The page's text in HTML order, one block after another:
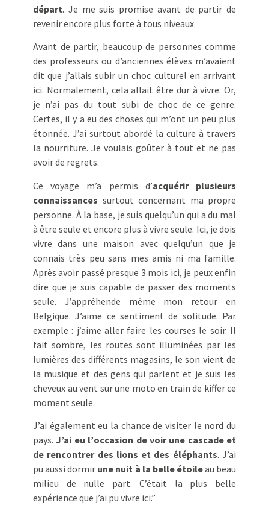
départ. Je me suis promise avant de partir de
revenir encore plus forte à tous niveaux.
Avant de partir, beaucoup de personnes comme
des professeurs ou d’anciennes élèves m’avaient
dit que j’allais subir un choc culturel en arrivant
ici. Normalement, cela allait être dur à vivre. Or,
je n’ai pas du tout subi de choc de ce genre.
Certes, il y a eu des choses qui m’ont un peu plus
étonnée. J’ai surtout abordé la culture à travers
la nourriture. Je voulais goûter à tout et ne pas
avoir de regrets.
Ce voyage m’a permis d’acquérir plusieurs
connaissances surtout concernant ma propre
personne. À la base, je suis quelqu’un qui a du mal
à être seule et encore plus à vivre seule. Ici, je dois
vivre dans une maison avec quelqu’un que je
connais très peu sans mes amis ni ma famille.
Après avoir passé presque 3 mois ici, je peux enfin
dire que je suis capable de passer des moments
seule. J’appréhende même mon retour en
Belgique. J’aime ce sentiment de solitude. Par
exemple : j’aime aller faire les courses le soir. Il
fait sombre, les routes sont illuminées par les
lumières des différents magasins, le son vient de
la musique et des gens qui parlent et je suis les
cheveux au vent sur une moto en train de kiffer ce
moment seule.
J’ai également eu la chance de visiter le nord du
pays. J’ai eu l’occasion de voir une cascade et
de rencontrer des lions et des éléphants. J’ai
pu aussi dormir une nuit à la belle étoileau beau
milieu de nulle part. C’était la plus belle
expérience que j’ai pu vivre ici.”